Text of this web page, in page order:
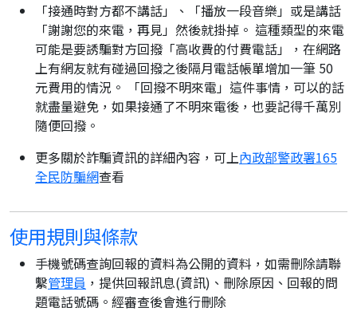
「接通時對方都不講話」、「播放一段音樂」或是講話
「謝謝您的來電，再見」然後就掛掉。 這種類型的來電
可能是要誘騙對方回撥「高收費的付費電話」，在網路
上有網友就有碰過回撥之後隔月電話帳單增加一筆 50
元費用的情況。 「回撥不明來電」這件事情，可以的話
就盡量避免，如果接通了不明來電後，也要記得千萬別
隨便回撥。
更多關於詐騙資訊的詳細內容，可上內政部警政署165
全民防騙網查看
使用規則與條款
手機號碼查詢回報的資料為公開的資料，如需刪除請聯
繫管理員 ，提供回報訊息(資訊)、刪除原因、回報的問
題電話號碼。經審查後會進行刪除